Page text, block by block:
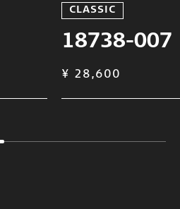
CLASSIC
18738-007
¥ 28,600